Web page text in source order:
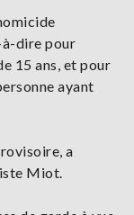
dire pour
15 ans, et pour
ayant
a
Miot.